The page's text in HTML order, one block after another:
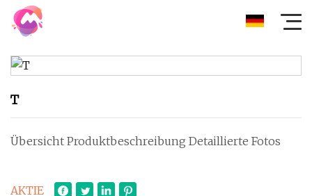
T
Übersicht Produktbeschreibung Detaillierte Fotos
AKTIE